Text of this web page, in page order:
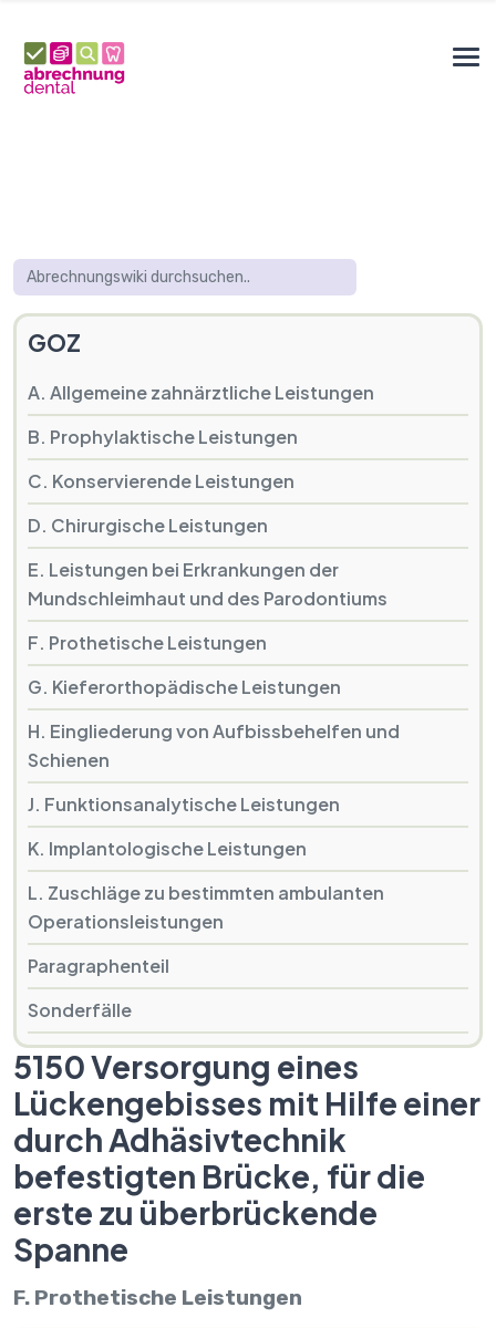
GOZ
A. Allgemeine zahnärztliche Leistungen
B. Prophylaktische Leistungen
C. Konservierende Leistungen
D. Chirurgische Leistungen
E. Leistungen bei Erkrankungen der
Mundschleimhaut und des Parodontiums
F. Prothetische Leistungen
G. Kieferorthopädische Leistungen
H. Eingliederung von Aufbissbehelfen und
Schienen
J. Funktionsanalytische Leistungen
K. Implantologische Leistungen
L. Zuschläge zu bestimmten ambulanten
Operationsleistungen
Paragraphenteil
Sonderfälle
5150 Versorgung eines
Lückengebisses mit Hilfe einer
durch Adhäsivtechnik
befestigten Brücke, für die
erste zu überbrückende
Spanne
F. Prothetische Leistungen